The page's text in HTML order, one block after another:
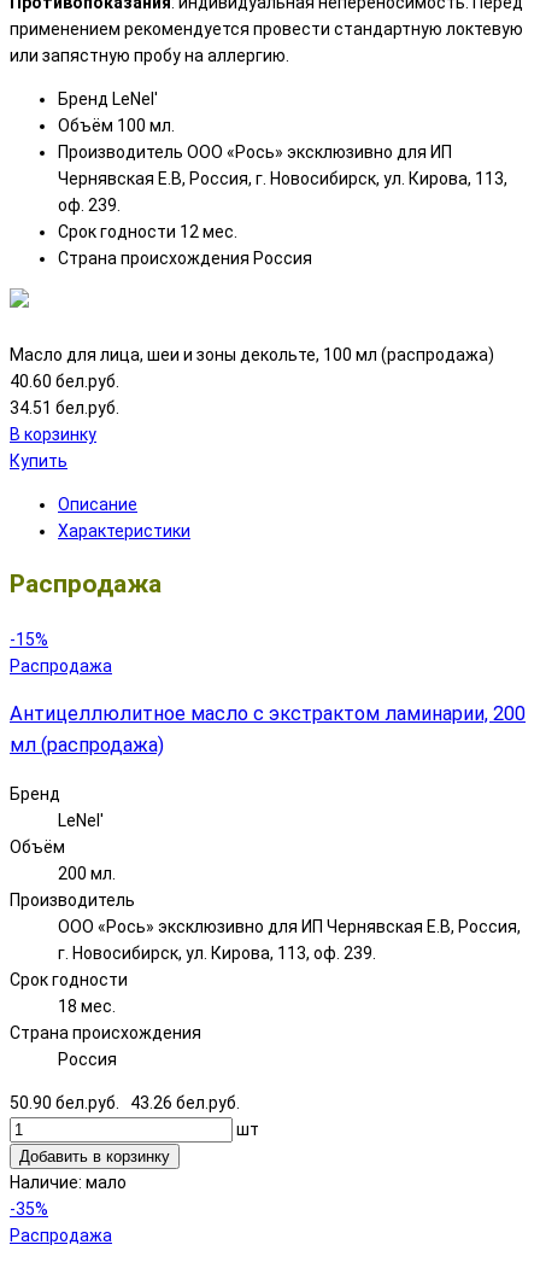
применением рекомендуется провести стандартную локтевую
или запястную пробу на аллергию.
Бренд LeNel'
Объём 100 мл.
Производитель ООО «Рось» эксклюзивно для ИП
Чернявская Е.В, Россия, г. Новосибирск, ул. Кирова, 113,
оф. 239.
Срок годности 12 мес.
Страна происхождения Россия
Масло для лица, шеи и зоны декольте, 100 мл (распродажа)
40.60 бел.руб.
34.51 бел.руб.
В корзинку
Купить
Описание
Характеристики
Распродажа
-15%
Распродажа
Антицеллюлитное масло с экстрактом ламинарии, 200
мл (распродажа)
Бренд
LeNel'
Объём
200 мл.
Производитель
ООО «Рось» эксклюзивно для ИП Чернявская Е.В, Россия,
г. Новосибирск, ул. Кирова, 113, оф. 239.
Срок годности
18 мес.
Страна происхождения
Россия
50.90 бел.руб.
43.26 бел.руб.
шт
Добавить в корзинку
Наличие: мало
-35%
Распродажа